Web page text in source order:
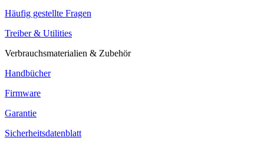
Häufig gestellte Fragen
Treiber & Utilities
Verbrauchsmaterialien & Zubehör
Handbücher
Firmware
Garantie
Sicherheitsdatenblatt